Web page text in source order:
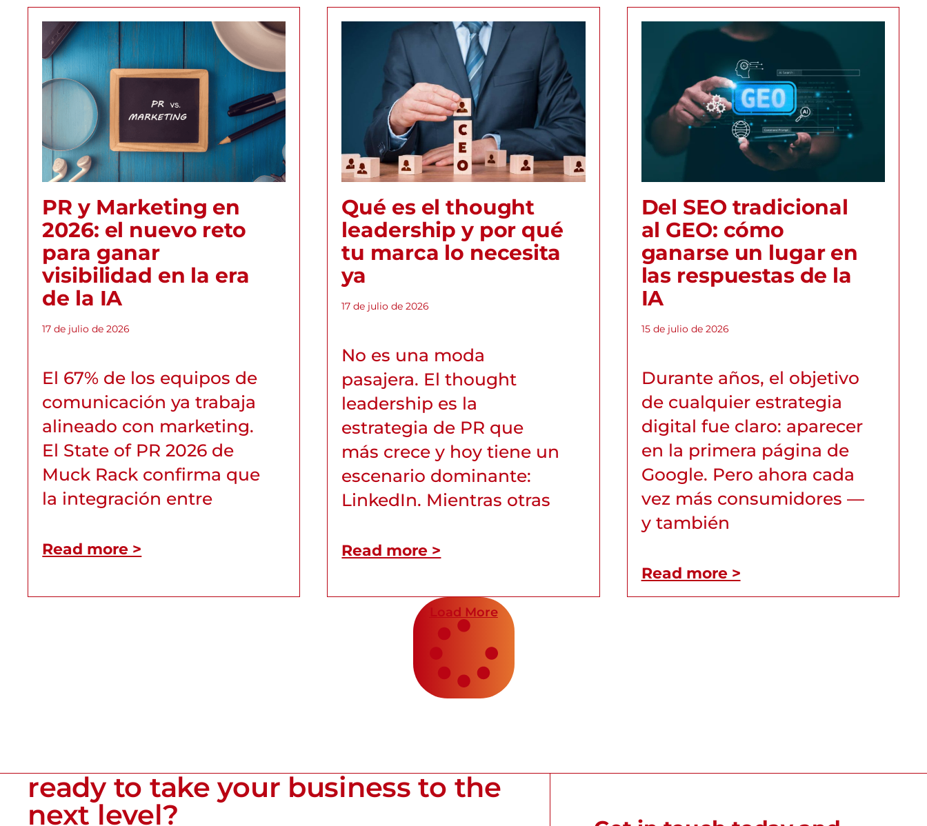
PR y Marketing en
2026: el nuevo reto
para ganar
visibilidad en la era
de la IA
17 de julio de 2026
El 67% de los equipos de
comunicación ya trabaja
alineado con marketing.
El State of PR 2026 de
Muck Rack confirma que
la integración entre
Read more >
Qué es el thought
leadership y por qué
tu marca lo necesita
ya
17 de julio de 2026
No es una moda
pasajera. El thought
leadership es la
estrategia de PR que
más crece y hoy tiene un
escenario dominante:
LinkedIn. Mientras otras
Read more >
Del SEO tradicional
al GEO: cómo
ganarse un lugar en
las respuestas de la
IA
15 de julio de 2026
Durante años, el objetivo
de cualquier estrategia
digital fue claro: aparecer
en la primera página de
Google. Pero ahora cada
vez más consumidores —
y también
Read more >
Load More
ready to take your business to the
next level?